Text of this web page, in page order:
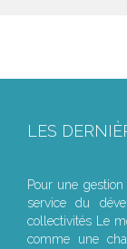
LES
Pour une
service du
collectivités Le
comme une